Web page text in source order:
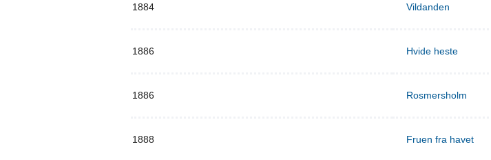
1884 Vildanden
1886 Hvide heste
1886 Rosmersholm
1888 Fruen fra havet